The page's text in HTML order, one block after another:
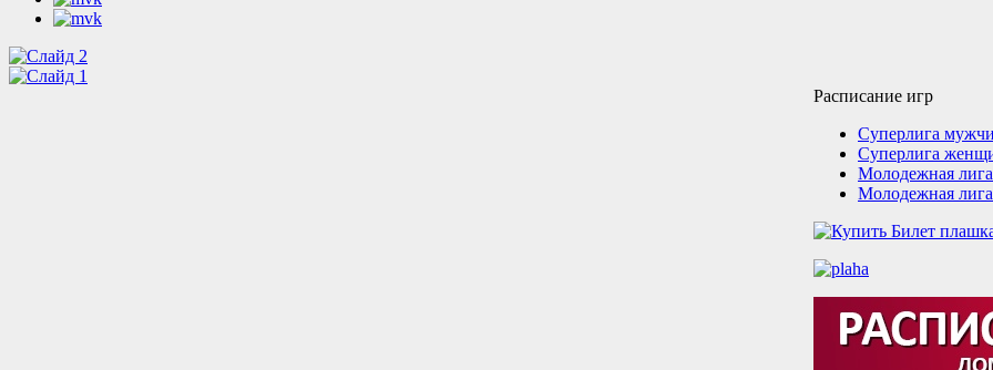
Расписание игр
Суперлига
Суперлига
Молодежная
Молодежная